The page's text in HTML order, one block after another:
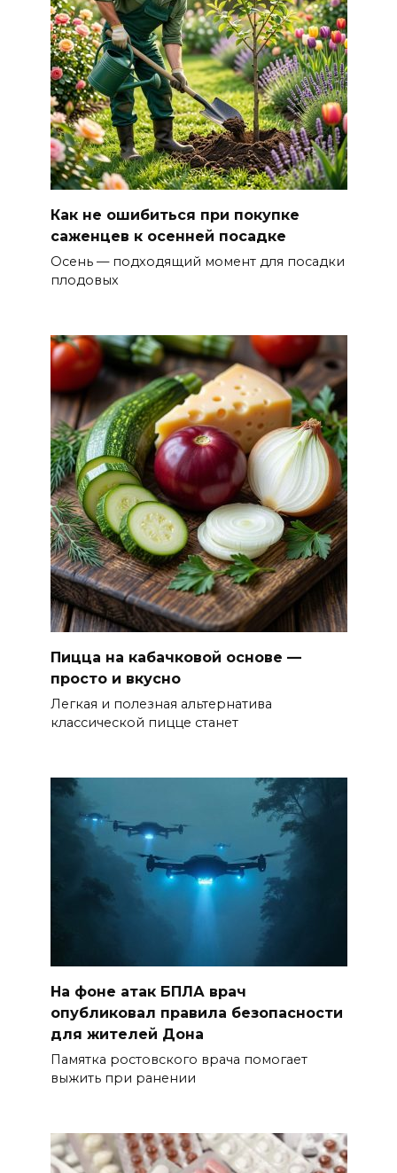
Как не ошибиться при покупке
саженцев к осенней посадке
Осень — подходящий момент для посадки
плодовых
Пицца на кабачковой основе —
просто и вкусно
Легкая и полезная альтернатива
классической пицце станет
На фоне атак БПЛА врач
опубликовал правила безопасности
для жителей Дона
Памятка ростовского врача помогает
выжить при ранении